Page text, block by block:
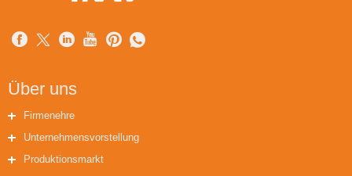
Über uns
Firmenehre
Unternehmensvorstellung
Produktionsmarkt